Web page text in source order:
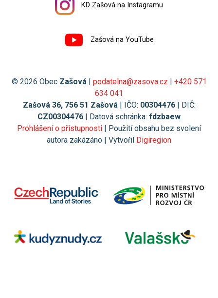
KD Zašová na Instagramu
Zašová na YouTube
© 2026 Obec Zašová | podatelna@zasova.cz | +420 571
634 041
Zašová 36, 756 51 Zašová | IČO: 00304476| DIČ:
CZ00304476 | Datová schránka: fdzbaew
Prohlášení o přístupnosti | Použití obsahu bez svolení
autora zakázáno | Vytvořil Digiregion